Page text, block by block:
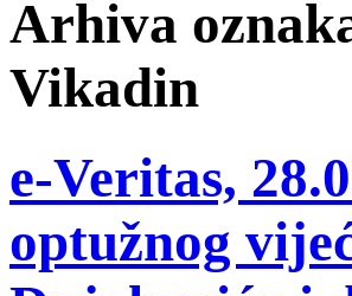
Arhiva
Vikadin
e-Veritas,
optužnog